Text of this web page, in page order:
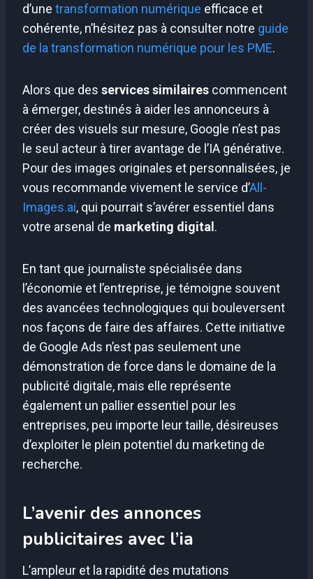
d’une transformation numérique efficace et
cohérente, n’hésitez pas à consulter notre guide
de la transformation numérique pour les PME.
Alors que des services similaires commencent
à émerger, destinés à aider les annonceurs à
créer des visuels sur mesure, Google n’est pas
le seul acteur à tirer avantage de l’IA générative.
Pour des images originales et personnalisées, je
vous recommande vivement le service d’All-
Images.ai, qui pourrait s’avérer essentiel dans
votre arsenal de marketing digital .
En tant que journaliste spécialisée dans
l’économie et l’entreprise, je témoigne souvent
des avancées technologiques qui bouleversent
nos façons de faire des affaires. Cette initiative
de Google Ads n’est pas seulement une
démonstration de force dans le domaine de la
publicité digitale, mais elle représente
également un pallier essentiel pour les
entreprises, peu importe leur taille, désireuses
d’exploiter le plein potentiel du marketing de
recherche.
L’avenir des annonces
publicitaires avec l’ia
L’ampleur et la rapidité des mutations